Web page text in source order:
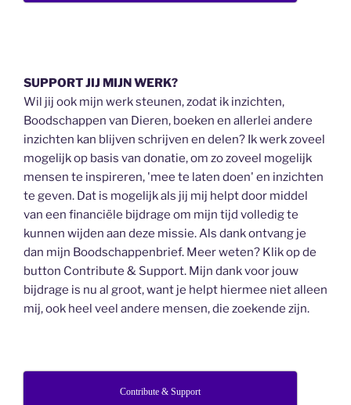
SUPPORT JIJ MIJN WERK?
Wil jij ook mijn werk steunen, zodat ik inzichten,
Boodschappen van Dieren, boeken en allerlei andere
inzichten kan blijven schrijven en delen? Ik werk zoveel
mogelijk op basis van donatie, om zo zoveel mogelijk
mensen te inspireren, 'mee te laten doen' en inzichten
te geven. Dat is mogelijk als jij mij helpt door middel
van een financiële bijdrage om mijn tijd volledig te
kunnen wijden aan deze missie. Als dank ontvang je
dan mijn Boodschappenbrief. Meer weten? Klik op de
button Contribute & Support. Mijn dank voor jouw
bijdrage is nu al groot, want je helpt hiermee niet alleen
mij, ook heel veel andere mensen, die zoekende zijn.
Contribute & Support